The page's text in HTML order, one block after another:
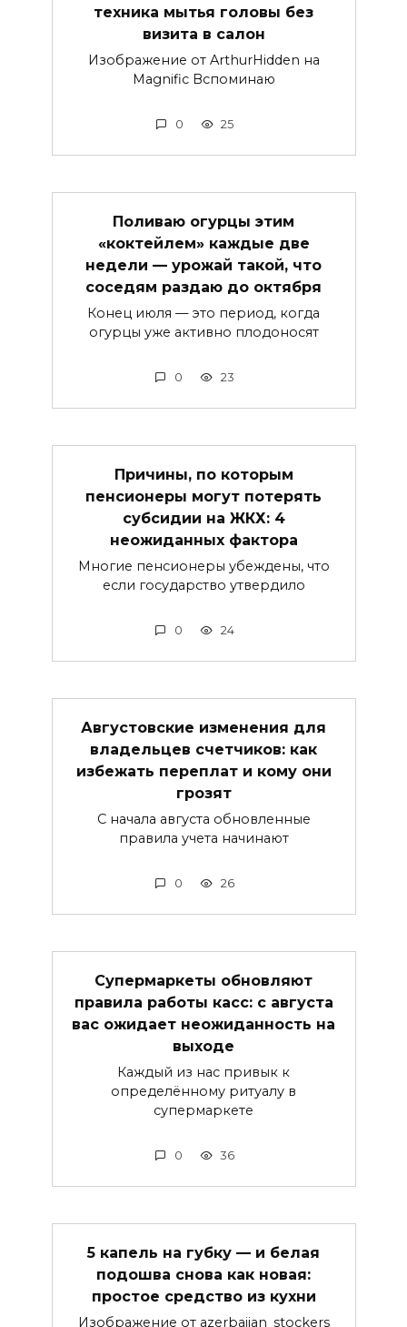
техника мытья головы без
визита в салон
Изображение от ArthurHidden на
Magnific Вспоминаю
0 25
Поливаю огурцы этим
«коктейлем» каждые две
недели — урожай такой, что
соседям раздаю до октября
Конец июля — это период, когда
огурцы уже активно плодоносят
0 23
Причины, по которым
пенсионеры могут потерять
субсидии на ЖКХ: 4
неожиданных фактора
Многие пенсионеры убеждены, что
если государство утвердило
0 24
Августовские изменения для
владельцев счетчиков: как
избежать переплат и кому они
грозят
С начала августа обновленные
правила учета начинают
0 26
Супермаркеты обновляют
правила работы касс: с августа
вас ожидает неожиданность на
выходе
Каждый из нас привык к
определённому ритуалу в
супермаркете
0 36
5 капель на губку — и белая
подошва снова как новая:
простое средство из кухни
Изображение от azerbaijan_stockers